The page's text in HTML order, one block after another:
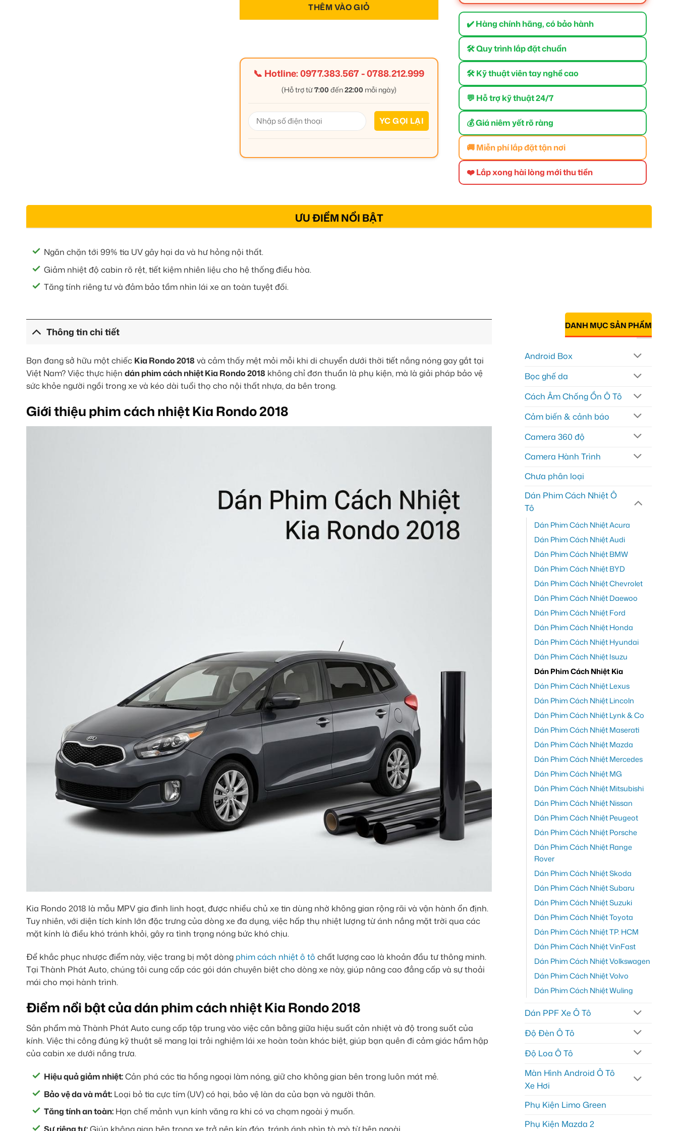
THÊM VÀO GIỎ
📞 Hotline:0977.383.567-0788.212.999
(Hỗ trợ từ7:00 đến22:00 mỗi ngày)
✔️ Hàng chính hãng, có bảo hành
🛠 Quy trình lắp đặt chuẩn
🛠 Kỹ thuật viên tay nghề cao
💬 Hỗ trợ kỹ thuật 24/7
💰 Giá niêm yết rõ ràng
🚚 Miễn phí lắp đặt tận nơi
❤️ Lắp xong hài lòng mới thu tiền
ƯU ĐIỂM NỔI BẬT
Ngăn chặn tới 99% tia UV gây hại da và hư hỏng nội thất.
Giảm nhiệt độ cabin rõ rệt, tiết kiệm nhiên liệu cho hệ thống điều hòa.
Tăng tính riêng tư và đảm bảo tầm nhìn lái xe an toàn tuyệt đối.
Thông tin chi tiết
Bạn đang sở hữu một chiếc Kia Rondo 2018và cảm thấy mệt mỏi mỗi khi di chuyển dưới thời tiết nắng nóng gay gắt tại
Việt Nam? Việc thực hiện dán phim cách nhiệt Kia Rondo 2018 không chỉ đơn thuần là phụ kiện, mà là giải pháp bảo vệ
sức khỏe người ngồi trong xe và kéo dài tuổi thọ cho nội thất nhựa, da bên trong.
Giới thiệu phim cách nhiệt Kia Rondo 2018
Kia Rondo 2018 là mẫu MPV gia đình linh hoạt, được nhiều chủ xe tin dùng nhờ không gian rộng rãi và vận hành ổn định.
Tuy nhiên, với diện tích kính lớn đặc trưng của dòng xe đa dụng, việc hấp thụ nhiệt lượng từ ánh nắng mặt trời qua các
mặt kính là điều khó tránh khỏi, gây ra tình trạng nóng bức khó chịu.
Để khắc phục nhược điểm này, việc trang bị một dòng phim cách nhiệt ô tô chất lượng cao là khoản đầu tư thông minh.
Tại Thành Phát Auto, chúng tôi cung cấp các gói dán chuyên biệt cho dòng xe này, giúp nâng cao đẳng cấp và sự thoải
mái cho mọi hành trình.
Điểm nổi bật của dán phim cách nhiệt Kia Rondo 2018
Sản phẩm mà Thành Phát Auto cung cấp tập trung vào việc cân bằng giữa hiệu suất cản nhiệt và độ trong suốt của
kính. Việc thi công đúng kỹ thuật sẽ mang lại trải nghiệm lái xe hoàn toàn khác biệt, giúp bạn quên đi cảm giác hầm hập
của cabin xe dưới nắng trưa.
Hiệu quả giảm nhiệt:Cản phá các tia hồng ngoại làm nóng, giữ cho không gian bên trong luôn mát mẻ.
Bảo vệ da và mắt: Loại bỏ tia cực tím (UV) có hại, bảo vệ làn da của bạn và người thân.
Tăng tính an toàn: Hạn chế mảnh vụn kính văng ra khi có va chạm ngoài ý muốn.
DANH MỤC SẢN PHẨM
Android Box
Bọc ghế da
Cách Âm Chống Ồn Ô Tô
Cảm biến & cảnh báo
Camera 360 độ
Camera Hành Trình
Chưa phân loại
Dán Phim Cách Nhiệt Ô
Tô
Dán Phim Cách Nhiệt Acura
Dán Phim Cách Nhiệt Audi
Dán Phim Cách Nhiệt BMW
Dán Phim Cách Nhiệt BYD
Dán Phim Cách Nhiệt Chevrolet
Dán Phim Cách Nhiệt Daewoo
Dán Phim Cách Nhiệt Ford
Dán Phim Cách Nhiệt Honda
Dán Phim Cách Nhiệt Hyundai
Dán Phim Cách Nhiệt Isuzu
Dán Phim Cách Nhiệt Kia
Dán Phim Cách Nhiệt Lexus
Dán Phim Cách Nhiệt Lincoln
Dán Phim Cách Nhiệt Lynk & Co
Dán Phim Cách Nhiệt Maserati
Dán Phim Cách Nhiệt Mazda
Dán Phim Cách Nhiệt Mercedes
Dán Phim Cách Nhiệt MG
Dán Phim Cách Nhiệt Mitsubishi
Dán Phim Cách Nhiệt Nissan
Dán Phim Cách Nhiệt Peugeot
Dán Phim Cách Nhiệt Porsche
Dán Phim Cách Nhiệt Range
Rover
Dán Phim Cách Nhiệt Skoda
Dán Phim Cách Nhiệt Subaru
Dán Phim Cách Nhiệt Suzuki
Dán Phim Cách Nhiệt Toyota
Dán Phim Cách Nhiệt TP. HCM
Dán Phim Cách Nhiệt VinFast
Dán Phim Cách Nhiệt Volkswagen
Dán Phim Cách Nhiệt Volvo
Dán Phim Cách Nhiệt Wuling
Dán PPF Xe Ô Tô
Độ Đèn Ô Tô
Độ Loa Ô Tô
Màn Hình Android Ô Tô
Xe Hơi
Phụ Kiện Limo Green
Phụ Kiện Mazda 2